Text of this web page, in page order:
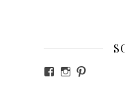
Voir le profil
Voir le